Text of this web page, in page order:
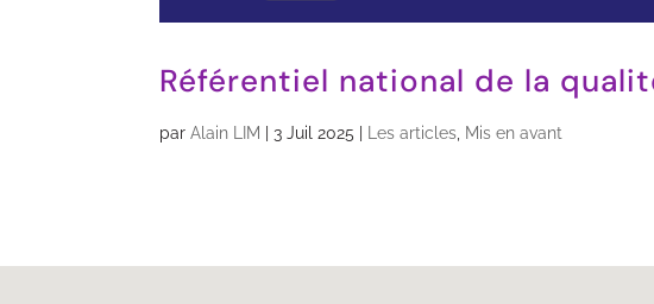
Référentiel national de la
parAlain LIM |3 Juil 2025 Les articles Mis en avant